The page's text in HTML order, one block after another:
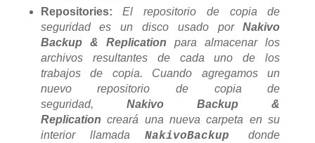
Repositories:
El repositorio de copia de
seguridad es un disco usado porNakivo
Backup & Replication para almacenar los
archivos resultantes de cada uno de los
trabajos de copia. Cuando agregamos un
nuevo repositorio de copia de
seguridad, Nakivo Backup &
Replication creará una nueva carpeta en su
interior llamadaNakivoBackupdonde